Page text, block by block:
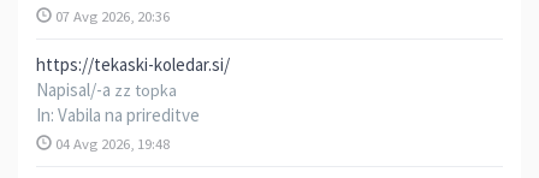
07 Avg 2026, 20:36
https://tekaski-koledar.si/
Napisal/-a zz topka
In: Vabila na prireditve
04 Avg 2026, 19:48